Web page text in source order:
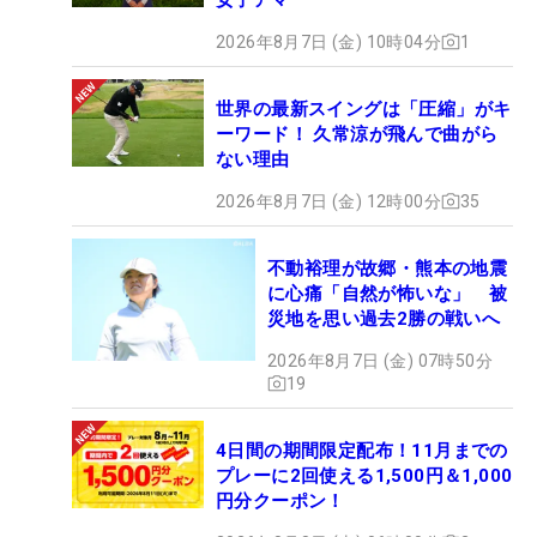
2026年8月7日 (金) 10時04分 1
世界の最新スイングは「圧縮」がキ
ーワード！ 久常涼が飛んで曲がら
ない理由
2026年8月7日 (金) 12時00分 35
不動裕理が故郷・熊本の地震
に心痛「自然が怖いな」 被
災地を思い過去2勝の戦いへ
2026年8月7日 (金) 07時50分
19
4日間の期間限定配布！11月までの
プレーに2回使える1,500円＆1,000
円分クーポン！